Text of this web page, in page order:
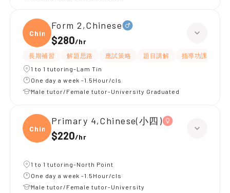
Chine
Form 2,Chinese
$280/hr
長期補習 解題思路 應試策略 題目講解 指導功課
1 to 1 tutoring-Lam Tin
One day a week -1.5Hour/cls
Male tutor/Female tutor-University Graduated
Chine
Primary 4,Chinese(小四)
$220/hr
1 to 1 tutoring-North Point
One day a week -1.5Hour/cls
Male tutor/Female tutor-University